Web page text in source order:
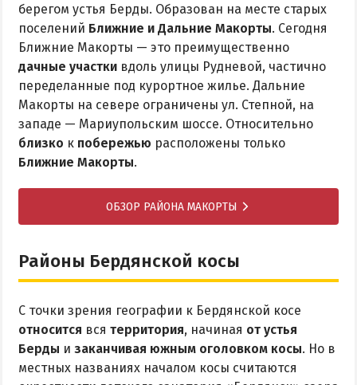
берегом устья Берды. Образован на месте старых
поселений Ближние и Дальние Макорты. Сегодня
Ближние Макорты — это преимущественно
дачные участки вдоль улицы Рудневой, частично
переделанные под курортное жилье. Дальние
Макорты на севере ограничены ул. Степной, на
западе — Мариупольским шоссе. Относительно
близко к побережью расположены только
Ближние Макорты.
ОБЗОР РАЙОНА МАКОРТЫ
Районы Бердянской косы
С точки зрения географии к Бердянской косе
относится вся территория, начиная от устья
Берды и заканчивая южным оголовком косы. Но в
местных названиях началом косы считаются